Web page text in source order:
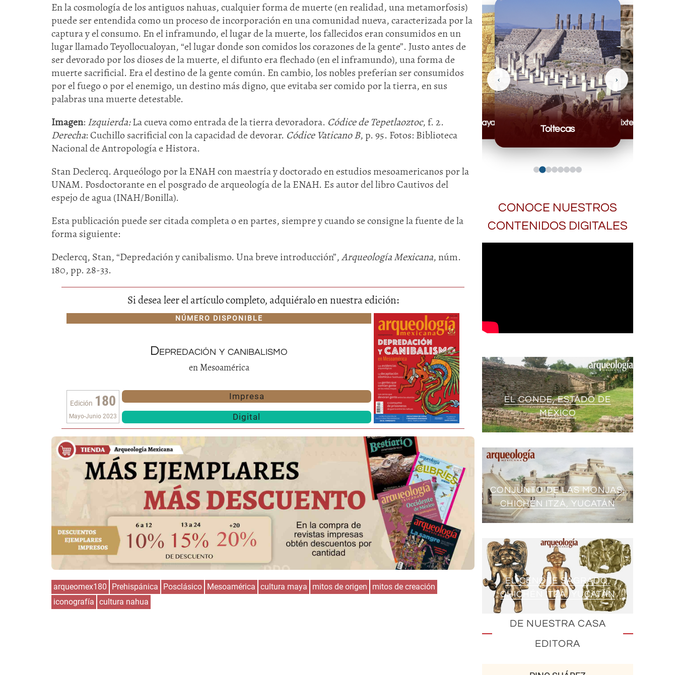
En la cosmología de los antiguos nahuas, cualquier forma de muerte (en realidad, una metamorfosis)
puede ser entendida como un proceso de incorporación en una comunidad nueva, caracterizada por la
captura y el consumo. En el inframundo, el lugar de la muerte, los fallecidos eran consumidos en un
lugar llamado Teyollocualoyan, “el lugar donde son comidos los corazones de la gente”. Justo antes de
ser devorado por los dioses de la muerte, el difunto era flechado (en el inframundo), una forma de
muerte sacrificial. Era el destino de la gente común. En cambio, los nobles preferían ser consumidos
por el fuego o por el enemigo, un destino más digno, que evitaba ser comido por la tierra, en sus
palabras una muerte detestable.
Imagen: Izquierda:La cueva como entrada de la tierra devoradora. Códice de Tepetlaoztoc, f. 2.
Derecha: Cuchillo sacrificial con la capacidad de devorar. Códice Vaticano B, p. 95. Fotos: Biblioteca
Nacional de Antropología e Histora.
Stan Declercq. Arqueólogo por la ENAH con maestría y doctorado en estudios mesoamericanos por la
UNAM. Posdoctorante en el posgrado de arqueología de la ENAH. Es autor del libro Cautivos del
espejo de agua (INAH/Bonilla).
Esta publicación puede ser citada completa o en partes, siempre y cuando se consigne la fuente de la
forma siguiente:
Declercq, Stan, “Depredación y canibalismo. Una breve introducción”,Arqueología Mexicana, núm.
180, pp. 28-33.
Si desea leer el artículo completo, adquiéralo en nuestra edición:
NÚMERO DISPONIBLE
Depredación y canibalismo
en Mesoamérica
Edición 180
Mayo-Junio 2023
Impresa
Digital
arqueomex180 Prehispánica Posclásico Mesoamérica cultura maya mitos de origen
mitos de creación
iconografía cultura nahua
Mayas
Toltecas
Mixteca
Olmecas
‹ ›
CONOCE NUESTROS
CONTENIDOS DIGITALES
EL CONDE, ESTADO DE
MÉXICO
CONJUNTO DE LAS MONJAS,
CHICHÉN ITZÁ, YUCATÁN
EL CENOTE SAGRADO,
CHICHÉN ITZÁ, YUCATÁN
DE NUESTRA CASA
EDITORA